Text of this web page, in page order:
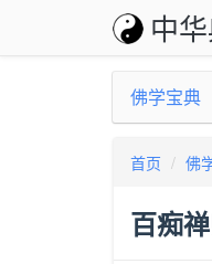
中
佛学宝典
首页 佛
百痴